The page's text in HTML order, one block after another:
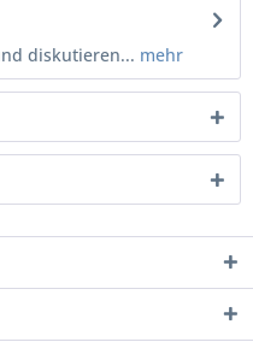
diskutieren... mehr